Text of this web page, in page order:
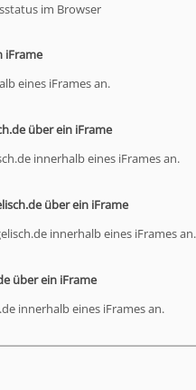
Team
und Platz 12
2026
im Browser
iFrame
eines iFrames an.
über ein iFrame
innerhalb eines iFrames an.
über ein iFrame
innerhalb eines iFrames an.
über ein iFrame
innerhalb eines iFrames an.